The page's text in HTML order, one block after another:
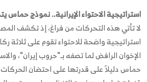
استراتيجية الاحتواء الإيرانية.. نموذج حماس
لا تأتي هذه التحركات من فراغ، إذ تكشف
استراتيجية واضحة للاحتواء تقوم على ثلاثة
الإخوان الرافض لما تصفه بـ"حروب إيران"،
حماس دليلاً على قدرتها على احتضان الحركات